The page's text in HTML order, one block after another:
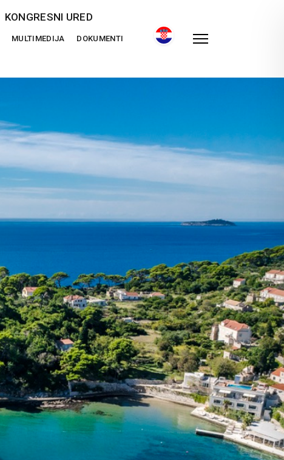
KONGRESNI URED
MULTIMEDIJA DOKUMENTI